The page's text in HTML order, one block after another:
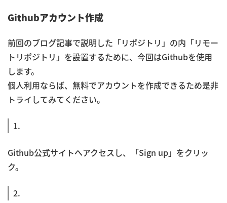
Githubアカウント作成
前回のブログ記事で説明した「リポジトリ」の内「リモー
トリポジトリ」を設置するために、今回はGithubを使用
します。
個人利用ならば、無料でアカウントを作成できるため是非
トライしてみてください。
1.
Github公式サイトへアクセスし、「Sign up」をクリッ
ク。
2.